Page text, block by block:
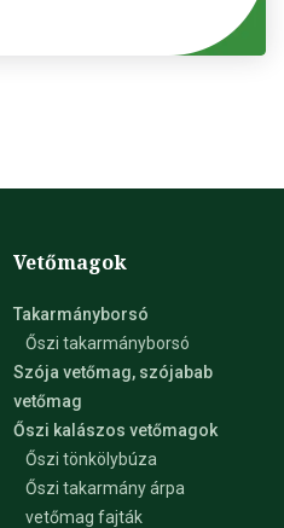
stabil és magas
a kedvezőbb
Vetőmagok
Takarmányborsó
Őszi takarmányborsó
Szója vetőmag, szójabab
vetőmag
Őszi kalászos vetőmagok
Őszi tönkölybúza
Őszi takarmány árpa
vetőmag fajták